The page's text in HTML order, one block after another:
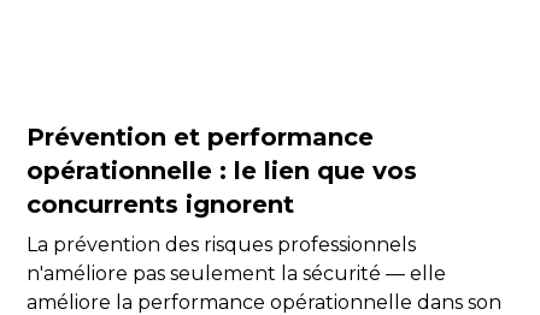
Prévention et performance
opérationnelle : le lien que vos
concurrents ignorent
La prévention des risques professionnels
n'améliore pas seulement la sécurité — elle
améliore la performance opérationnelle dans son